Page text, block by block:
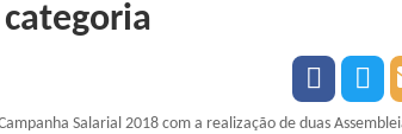
Salarial 2018 com a realização de duas